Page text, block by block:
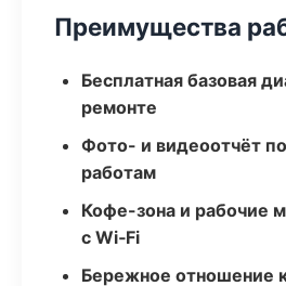
Преимущества
Бесплатная базовая
ремонте
Фото- и видеоотчёт
работам
Кофе-зона и рабочие
с Wi‑Fi
Бережное отношение